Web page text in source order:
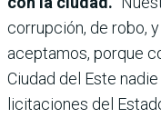
corrupción, de robo,
aceptamos, porque
Ciudad del Este
licitaciones del